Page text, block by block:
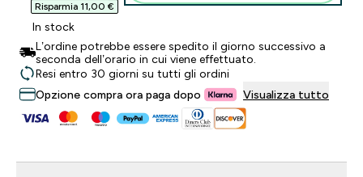
Risparmia 11,00 €‎
In stock
L’ordine potrebbe essere spedito il giorno successivo a
seconda dell’orario in cui viene effettuato.
Resi entro 30 giorni su tutti gli ordini
Opzione compra ora paga dopo
Visualizza tutto